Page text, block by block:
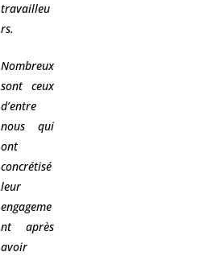
travailleu
rs.
Nombreux
sont ceux
d’entre
nous qui
ont
concrétisé
leur
engageme
nt après
avoir